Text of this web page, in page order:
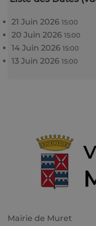
21 Juin 202615:00
20 Juin 202615:00
14 Juin 202615:00
13 Juin 202615:00
Mairie de Muret